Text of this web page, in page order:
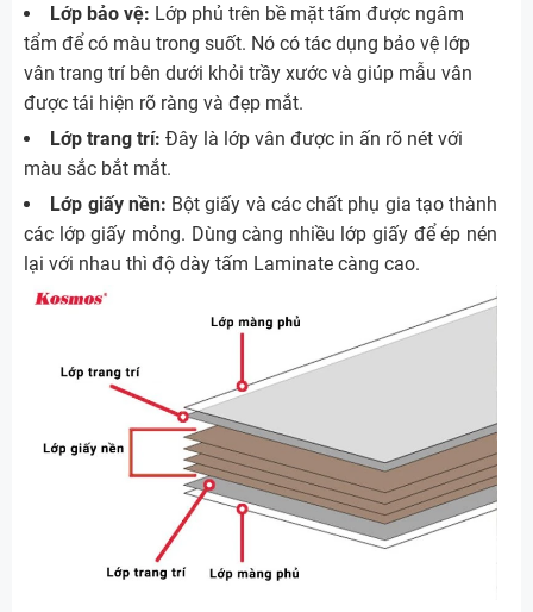
Lớp bảo vệ: Lớp phủ trên bề mặt tấm được ngâm
tẩm để có màu trong suốt. Nó có tác dụng bảo vệ lớp
vân trang trí bên dưới khỏi trầy xước và giúp mẫu vân
được tái hiện rõ ràng và đẹp mắt.
Lớp trang trí: Đây là lớp vân được in ấn rõ nét với
màu sắc bắt mắt.
Lớp giấy nền: Bột giấy và các chất phụ gia tạo thành
các lớp giấy mỏng. Dùng càng nhiều lớp giấy để ép nén
lại với nhau thì độ dày tấm Laminate càng cao.